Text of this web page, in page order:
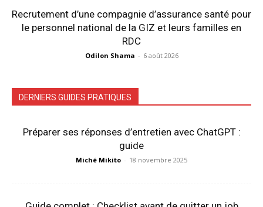
Recrutement d’une compagnie d’assurance santé pour
le personnel national de la GIZ et leurs familles en
RDC
Odilon Shama - 6 août 2026
DERNIERS GUIDES PRATIQUES
Préparer ses réponses d’entretien avec ChatGPT :
guide
Miché Mikito - 18 novembre 2025